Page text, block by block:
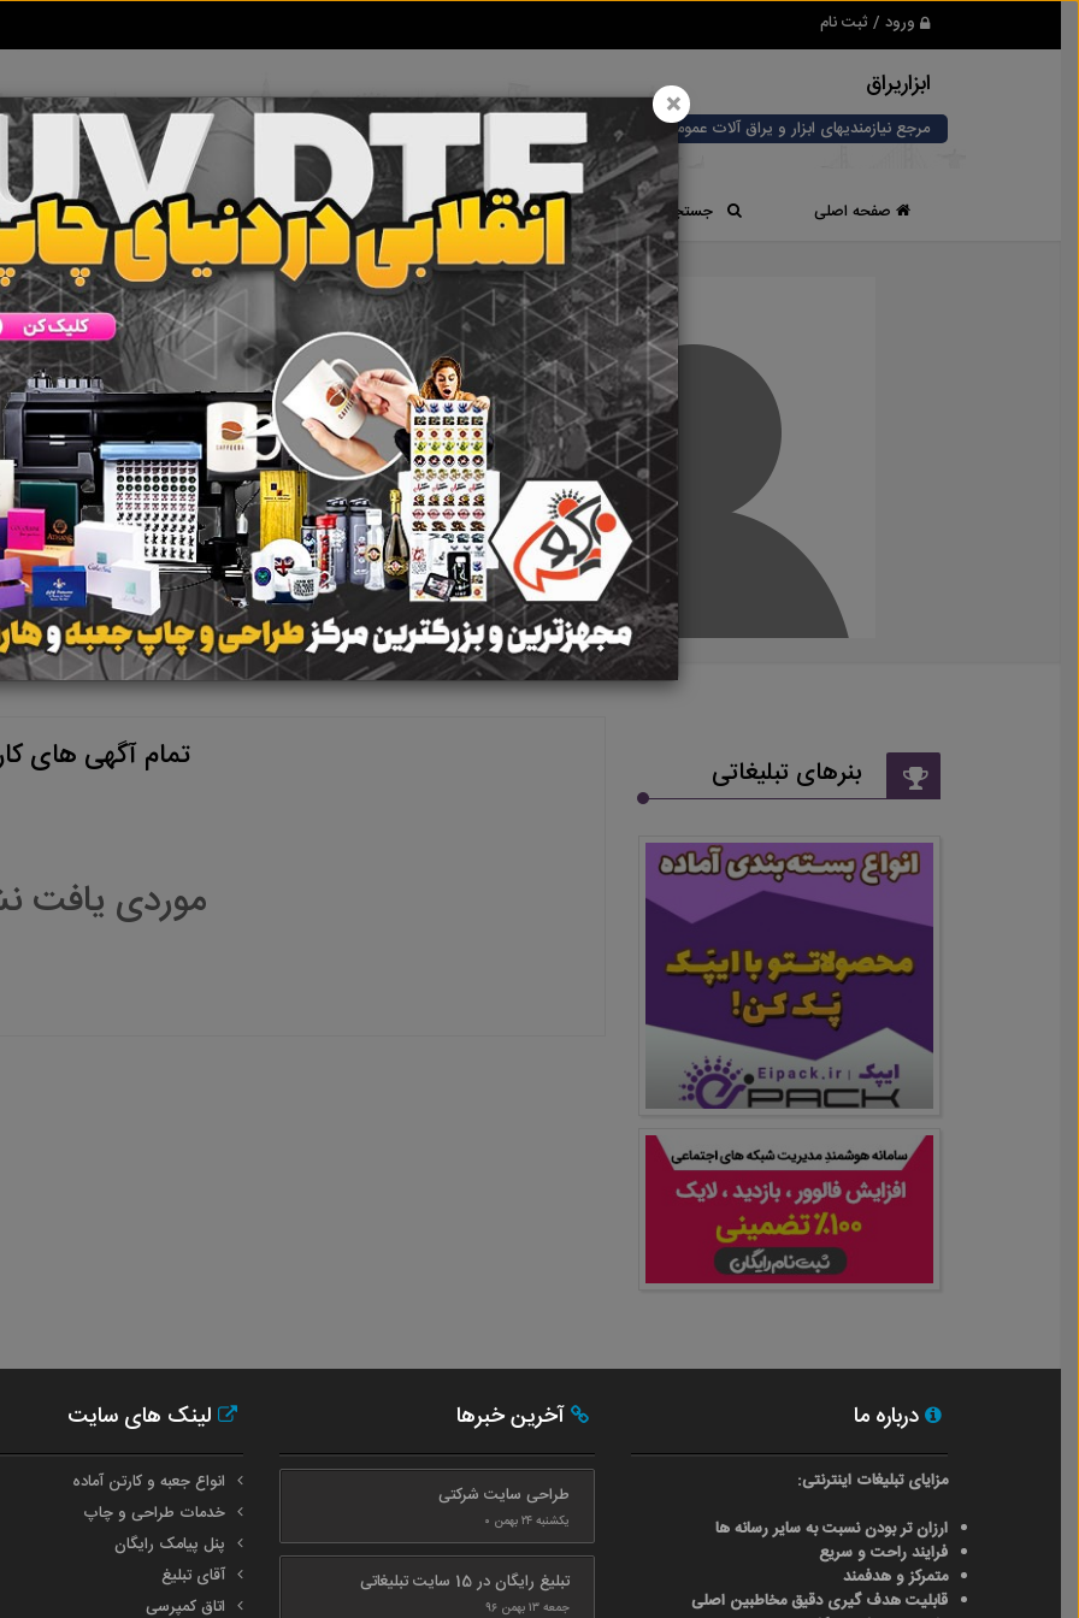
ورود / ثبت نام
ابزاریراق
مرجع نیازمندیهای ابزار و یراق آلات عمومی و صنعتی
صفحه اصلی جستجوی سریع تعرفه آگهی ها خبرهای سایت تماس با ما
آدرس ایمیل :
تمام آگهی های
موردی یافت
بنرهای تبلیغاتی
درباره ما
مزایای تبلیغات اینترنتی:
ارزان تر بودن نسبت به سایر رسانه ها
فرایند راحت و سریع
متمرکز و هدفمند
قابلیت هدف گیری دقیق مخاطبین اصلی
آخرین خبرها
طراحی سایت شرکتی
یکشنبه ۲۴ بهمن ۰
تبلیغ رایگان در 15 سایت تبلیغاتی
جمعه ۱۳ بهمن ۹۶
لینک های سایت
انواع جعبه و کارتن آماده
خدمات طراحی و چاپ
پنل پیامک رایگان
آقای تبلیغ
اتاق کمپرسی
×